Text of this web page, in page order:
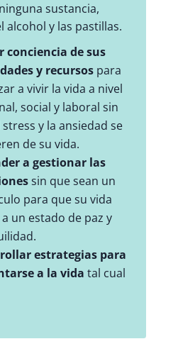
sustancia,
alcohol y las pastillas.
conciencia de sus
y recursospara
a vivir la vida a nivel
social y laboral sin
y la ansiedad se
de su vida.
a gestionar las
sin que sean un
para que su vida
un estado de paz y
estrategias para
a la vida tal cual